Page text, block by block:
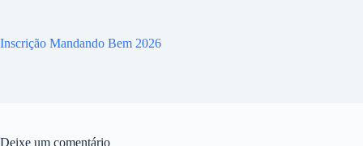
Inscrição Mandando Bem 2026
Deixe um comentário